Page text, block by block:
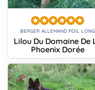
BERGER ALLEMAND POIL LONG
Lilou Du Domaine De
Phoenix Dorée